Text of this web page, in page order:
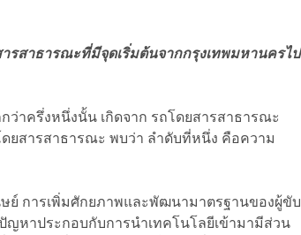
รสาธารณะที่มีจุดเริ่มต้นจากกรุงเทพมหานครไป
ว่าครึ่งหนึ่งนั้น เกิดจาก รถโดยสารสาธารณะ
ดยสารสาธารณะ พบว่า ลำดับที่หนึ่ง คือความ
ย์ การเพิ่มศักยภาพและพัฒนามาตรฐานของผู้ขับ
หาประกอบกับการนำเทคโนโลยีเข้ามามีส่วน